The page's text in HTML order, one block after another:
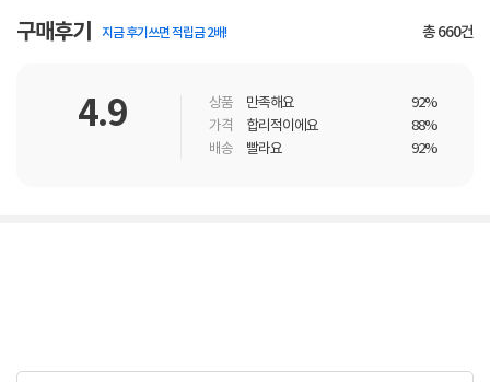
구매후기 지금 후기쓰면 적립금 2배! 총660건
4.9 상품 만족해요
92%
가격
합리적이에요
88%
배송
빨라요 92%